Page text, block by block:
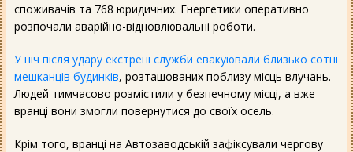
споживачів та 768 юридичних. Енергетики оперативно
розпочали аварійно-відновлювальні роботи.
У ніч після удару екстрені служби евакуювали близько сотні
мешканців будинків, розташованих поблизу місць влучань.
Людей тимчасово розмістили у безпечному місці, а вже
вранці вони змогли повернутися до своїх осель.
Крім того, вранці на Автозаводській зафіксували чергову